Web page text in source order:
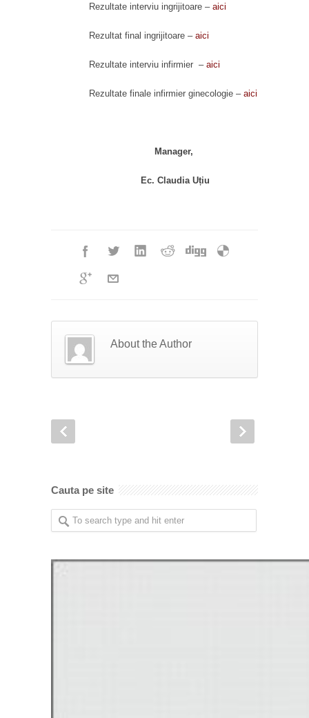
Rezultate interviu ingrijitoare – aici
Rezultat final ingrijitoare – aici
Rezultate interviu infirmier – aici
Rezultate finale infirmier ginecologie – aici
Manager,
Ec. Claudia Uțiu
About the Author
Cauta pe site